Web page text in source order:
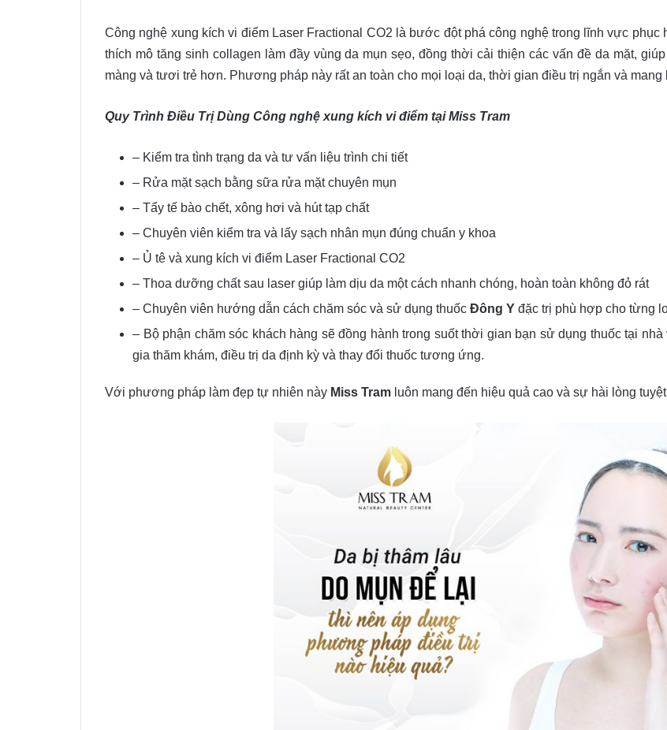
Công nghệ xung kích vi điểm Laser Fractional CO2 là bước đột phá công nghệ trong lĩnh vực phục
thích mô tăng sinh collagen làm đầy vùng da mụn sẹo, đồng thời cải thiện các vấn đề da mặt,
màng và tươi trẻ hơn. Phương pháp này rất an toàn cho mọi loại da, thời gian điều trị ngắn và
Quy Trình Điều Trị Dùng Công nghệ xung kích vi điểm tại Miss Tram
– Kiểm tra tình trạng da và tư vấn liệu trình chi tiết
– Rửa mặt sạch bằng sữa rửa mặt chuyên mụn
– Tẩy tế bào chết, xông hơi và hút tạp chất
– Chuyên viên kiểm tra và lấy sạch nhân mụn đúng chuẩn y khoa
– Ủ tê và xung kích vi điểm Laser Fractional CO2
– Thoa dưỡng chất sau laser giúp làm dịu da một cách nhanh chóng, hoàn toàn không đỏ rát
– Chuyên viên hướng dẫn cách chăm sóc và sử dụng thuốc Đông Y đặc trị phù hợp cho từng
– Bộ phận chăm sóc khách hàng sẽ đồng hành trong suốt thời gian bạn sử dụng thuốc tại
gia thăm khám, điều trị da định kỳ và thay đổi thuốc tương ứng.
Với phương pháp làm đẹp tự nhiên này Miss Tram luôn mang đến hiệu quả cao và sự hài lòng